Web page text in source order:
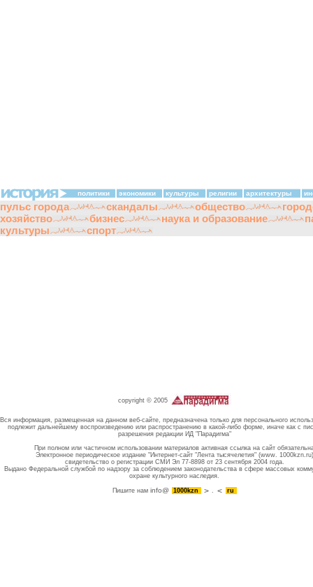
политики экономики культуры религии архитектуры
пульс города скандалы общество
хозяйство
бизнес наука и образование
культуры
спорт
copyright © 2005
Вся информация, размещенная на данном веб-сайте, предназначена только для персонального
подлежит дальнейшему воспроизведению или распространению в какой-либо форме, иначе как с
разрешения редакции ИД "Парадигма"
При полном или частичном использовании материалов активная ссылка на сайт
Электронное периодическое издание "Интернет-сайт "Лента тысячелетия" (www. 1000kzn.ru)
свидетельство о регистрации СМИ Эл 77-8898 от 23 сентября 2004 года.
Выдано Федеральной службой по надзору за соблюдением законодательства в сфере массовых
охране культурного наследия.
Пишите намinfo@ 1000kzn . ru